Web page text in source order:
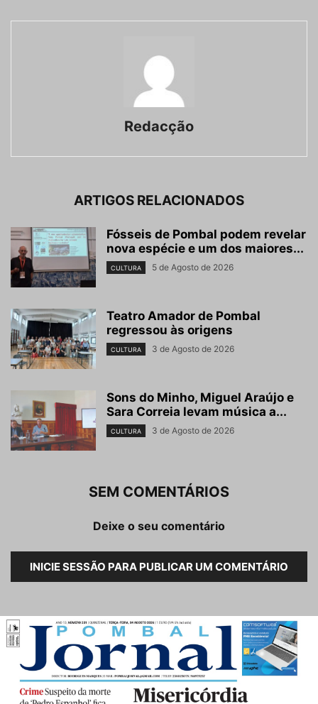
Redacção
ARTIGOS RELACIONADOS
Fósseis de Pombal podem revelar
nova espécie e um dos maiores...
CULTURA 5 de Agosto de 2026
Teatro Amador de Pombal
regressou às origens
CULTURA 3 de Agosto de 2026
Sons do Minho, Miguel Araújo e
Sara Correia levam música a...
CULTURA 3 de Agosto de 2026
SEM COMENTÁRIOS
Deixe o seu comentário
INICIE SESSÃO PARA PUBLICAR UM COMENTÁRIO